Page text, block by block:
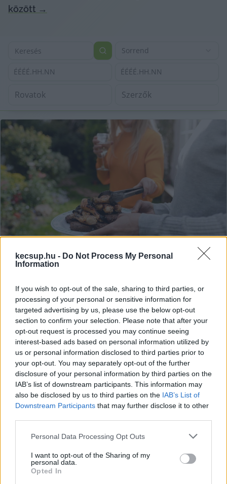
kecsup.hu - Do Not Process My Personal
Information
If you wish to opt-out of the sale, sharing to third parties, or
processing of your personal or sensitive information for
targeted advertising by us, please use the below opt-out
section to confirm your selection. Please note that after your
opt-out request is processed you may continue seeing
interest-based ads based on personal information utilized by
us or personal information disclosed to third parties prior to
your opt-out. You may separately opt-out of the further
disclosure of your personal information by third parties on the
IAB’s list of downstream participants. This information may
also be disclosed by us to third parties on the IAB’s List of
Downstream Participants that may further disclose it to other
Please note that this website/app uses one or more Google
not limited to your visit or usage behaviour. You may click to
grant or deny consent to Google and its third-party tags to
use your data for below specified purposes in below Google
Personal Data Processing Opt Outs
I want to opt-out of the Sharing of my
personal data.
Opted In
között →
Sorrend
ÉÉÉÉ.HH.NN ÉÉÉÉ.HH.NN
A közös főzés ereje: miért kovácsol
Kevés olyan program van, ami annyira természetesen
hozza össze az embereket, mint egy közös sütés-főzés.
Valahogy minden oldottabb, amikor együtt
PP Promó Piroska 2026. 01. 10.